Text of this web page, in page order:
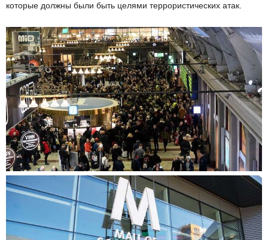
которые должны были быть целями террористических атак.